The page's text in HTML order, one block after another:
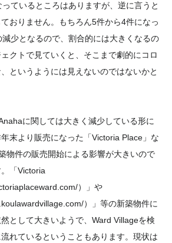
ているところはありますが、逆に言うと
おりません。もちろん5件から4件になっ
少となるので、割合的には大きくなるの
クトで見ていくと、そこまで劇的にコロ
というようには見えないのではないかと
に関しては大きく減少している形に
末より販売になった「Victoria Place」な
物件の販売開始による影響が大きいので
「Victoria
）」や
）」等の新築物件に
として大きいようで、Ward Villageを検
れているということもあります。現状は